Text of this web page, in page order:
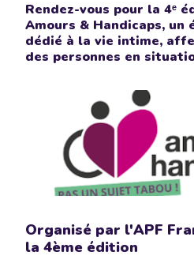
Rendez-vous pour la 4ᵉ
Amours & Handicaps, un
dédié à la vie intime,
des personnes en
Organisé par l'APF
la 4ème édition